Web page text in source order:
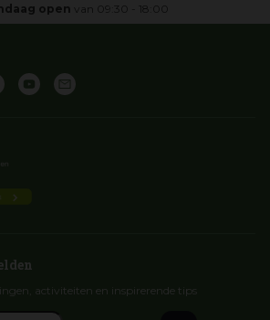
open van 09:30 18:00
activiteiten en inspirerende tips